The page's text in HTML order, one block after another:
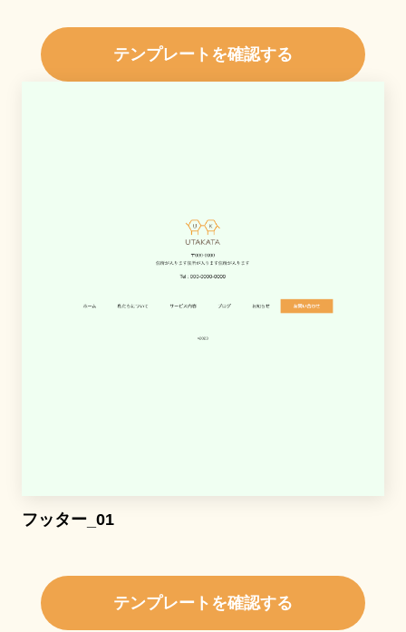
テンプレートを確認する
フッター_01
テンプレートを確認する